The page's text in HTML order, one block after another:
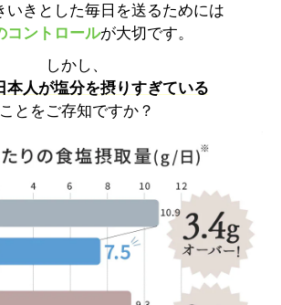
いきとした毎日を送るためには
コントロールが大切です。
しかし、
本人が塩分を摂りすぎている
ことをご存知ですか？